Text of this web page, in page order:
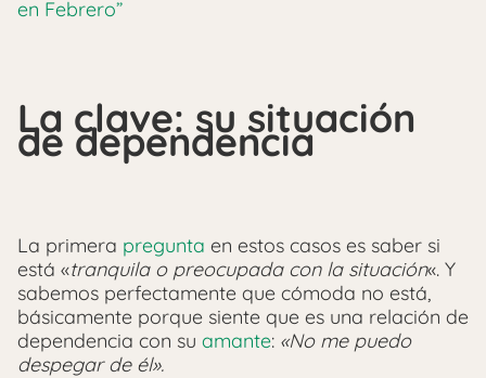
en Febrero”
La clave: su situación
de dependencia
La primera pregunta en estos casos es saber si
está «tranquila o preocupada con la situación«. Y
sabemos perfectamente que cómoda no está,
básicamente porque siente que es una relación de
dependencia con su amante: «No me puedo
despegar de él».